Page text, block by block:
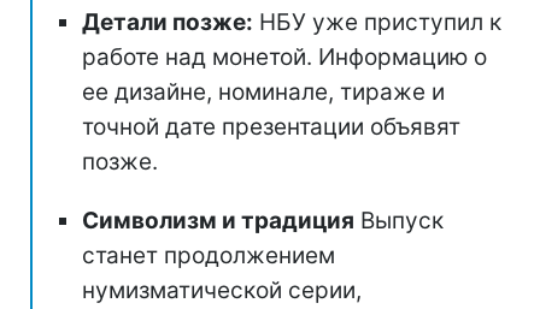
Детали позже: НБУ уже приступил к
работе над монетой. Информацию о
ее дизайне, номинале, тираже и
точной дате презентации объявят
позже.
Символизм и традиция Выпуск
станет продолжением
нумизматической серии,